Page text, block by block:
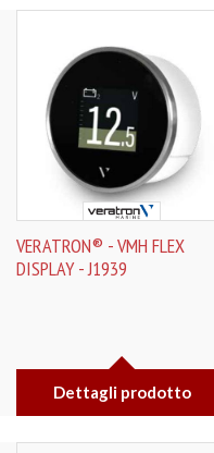
VERATRON® - VMH FLEX
DISPLAY - J1939
Dettagli prodotto